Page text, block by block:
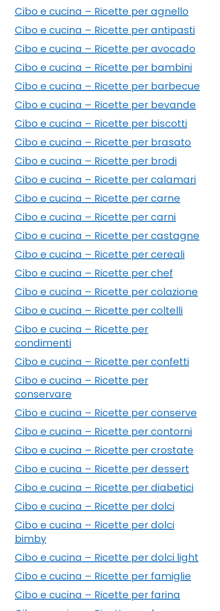
Cibo e cucina – Ricette per agnello
Cibo e cucina – Ricette per antipasti
Cibo e cucina – Ricette per avocado
Cibo e cucina – Ricette per bambini
Cibo e cucina – Ricette per barbecue
Cibo e cucina – Ricette per bevande
Cibo e cucina – Ricette per biscotti
Cibo e cucina – Ricette per brasato
Cibo e cucina – Ricette per brodi
Cibo e cucina – Ricette per calamari
Cibo e cucina – Ricette per carne
Cibo e cucina – Ricette per carni
Cibo e cucina – Ricette per castagne
Cibo e cucina – Ricette per cereali
Cibo e cucina – Ricette per chef
Cibo e cucina – Ricette per colazione
Cibo e cucina – Ricette per coltelli
Cibo e cucina – Ricette per
condimenti
Cibo e cucina – Ricette per confetti
Cibo e cucina – Ricette per
conservare
Cibo e cucina – Ricette per conserve
Cibo e cucina – Ricette per contorni
Cibo e cucina – Ricette per crostate
Cibo e cucina – Ricette per dessert
Cibo e cucina – Ricette per diabetici
Cibo e cucina – Ricette per dolci
Cibo e cucina – Ricette per dolci
bimby
Cibo e cucina – Ricette per dolci light
Cibo e cucina – Ricette per famiglie
Cibo e cucina – Ricette per farina